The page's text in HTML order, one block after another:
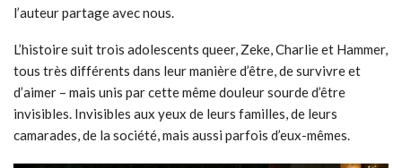
l’auteur partage avec nous.
L’histoire suit trois adolescents queer, Zeke, Charlie et Hammer,
tous très différents dans leur manière d’être, de survivre et
d’aimer – mais unis par cette même douleur sourde d’être
invisibles. Invisibles aux yeux de leurs familles, de leurs
camarades, de la société, mais aussi parfois d’eux-mêmes.